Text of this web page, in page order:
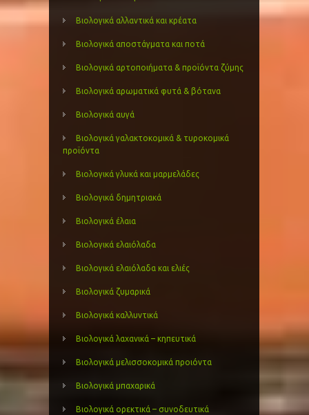
Βιολογικά αλλαντικά και κρέατα
Βιολογικά αποστάγματα και ποτά
Βιολογικά αρτοποιήματα & προϊόντα ζύμης
Βιολογικά αρωματικά φυτά & βότανα
Βιολογικά αυγά
Βιολογικά γαλακτοκομικά & τυροκομικά
προϊόντα
Βιολογικά γλυκά και μαρμελάδες
Βιολογικά δημητριακά
Βιολογικά έλαια
Βιολογικά ελαιόλαδα
Βιολογικά ελαιόλαδα και ελιές
Βιολογικά ζυμαρικά
Βιολογικά καλλυντικά
Βιολογικά λαχανικά – κηπευτικά
Βιολογικά μελισσοκομικά προιόντα
Βιολογικά μπαχαρικά
Βιολογικά ορεκτικά – συνοδευτικά